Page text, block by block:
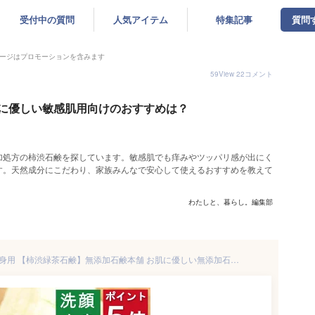
受付中の質問 人気アイテム 特集記事 質問
ジはプロモーションを含みます
59View 22コメント
優しい敏感肌用向けのおすすめは？
方の柿渋石鹸を探しています。敏感肌でも痒みやツッパリ感が出にく
天然成分にこだわり、家族みんなで安心して使えるおすすめを教えて
わたしと、暮らし。編集部